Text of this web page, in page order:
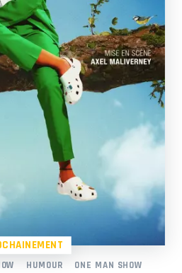
HUMOUR
ONE MAN SHOW